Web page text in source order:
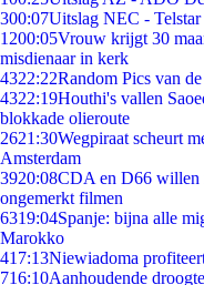
300:07Uitslag NEC - Telstar
1200:05Vrouw krijgt 30
misdienaar in kerk
4322:22Random Pics van
4322:19Houthi's vallen
blokkade olieroute
2621:30Wegpiraat scheurt
Amsterdam
3920:08CDA en D66 willen
ongemerkt filmen
6319:04Spanje: bijna alle
Marokko
417:13Niewiadoma
716:10Aanhoudende